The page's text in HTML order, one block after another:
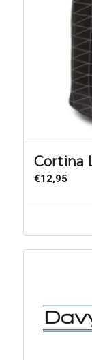
Cortina
€12,95